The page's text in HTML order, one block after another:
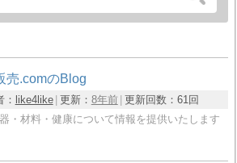
売.comのBlog
： like4like 更新： 8年前 更新回数： 61回
・材料・健康について情報を提供いたします